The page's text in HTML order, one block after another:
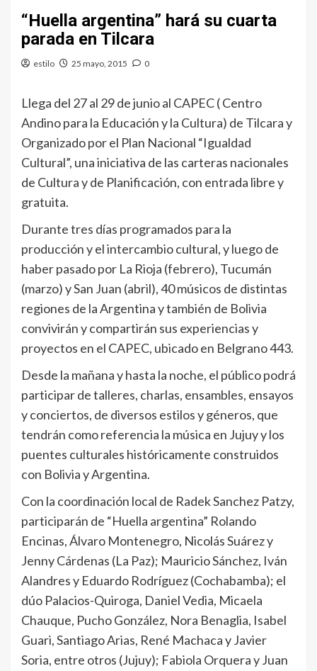
“Huella argentina” hará su cuarta
parada en Tilcara
estilo 25 mayo, 2015 0
Llega del 27 al 29 de junio al CAPEC ( Centro
Andino para la Educación y la Cultura) de Tilcara y
Organizado por el Plan Nacional “Igualdad
Cultural”, una iniciativa de las carteras nacionales
de Cultura y de Planificación, con entrada libre y
gratuita.
Durante tres días programados para la
producción y el intercambio cultural, y luego de
haber pasado por La Rioja (febrero), Tucumán
(marzo) y San Juan (abril), 40 músicos de distintas
regiones de la Argentina y también de Bolivia
convivirán y compartirán sus experiencias y
proyectos en el CAPEC, ubicado en Belgrano 443.
Desde la mañana y hasta la noche, el público podrá
participar de talleres, charlas, ensambles, ensayos
y conciertos, de diversos estilos y géneros, que
tendrán como referencia la música en Jujuy y los
puentes culturales históricamente construidos
con Bolivia y Argentina.
Con la coordinación local de Radek Sanchez Patzy,
participarán de “Huella argentina” Rolando
Encinas, Álvaro Montenegro, Nicolás Suárez y
Jenny Cárdenas (La Paz); Mauricio Sánchez, Iván
Alandres y Eduardo Rodríguez (Cochabamba); el
dúo Palacios-Quiroga, Daniel Vedia, Micaela
Chauque, Pucho González, Nora Benaglia, Isabel
Guari, Santiago Arias, René Machaca y Javier
Soria, entre otros (Jujuy); Fabiola Orquera y Juan